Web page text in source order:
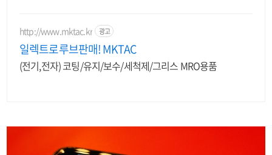
http://www.mktac.kr 광고
일렉트로루브판매! MKTAC
(전기,전자) 코팅/유지/보수/세척제/그리스 MRO용품